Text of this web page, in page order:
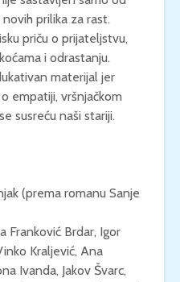
prilika za rast.
priču o prijateljstvu,
i odrastanju.
materijal jer
empatiji, vršnjačkom
susreću naši stariji.
(prema romanu Sanje
Franković Brdar, Igor
Kraljević, Ana
Ivanda, Jakov Švarc,